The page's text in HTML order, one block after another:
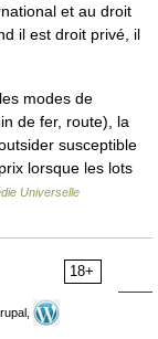
et au droit
il est droit privé, il
modes de
de fer, route), la
susceptible
lorsque les lots
Universelle
18+